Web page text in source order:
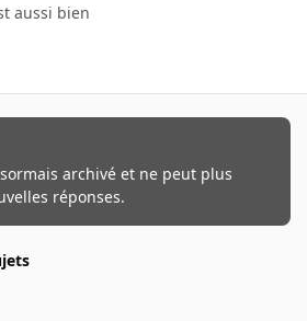
aussi bien
archivé et ne peut plus
réponses.